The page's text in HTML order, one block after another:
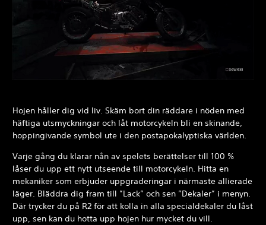
Hojen håller dig vid liv. Skäm bort din räddare i nöden med
häftiga utsmyckningar och låt motorcykeln bli en skinande,
hoppingivande symbol ute i den postapokalyptiska världen.
Varje gång du klarar nån av spelets berättelser till 100 %
låser du upp ett nytt utseende till motorcykeln. Hitta en
mekaniker som erbjuder uppgraderingar i närmaste allierade
läger. Bläddra dig fram till ”Lack” och sen ”Dekaler” i menyn.
Där trycker du på R2 för att kolla in alla specialdekaler du låst
upp, sen kan du hotta upp hojen hur mycket du vill.